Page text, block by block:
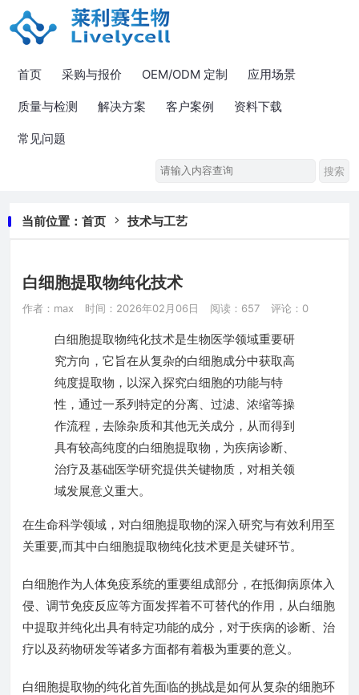
首页 采购与报价 OEM/ODM 定制 应用场景
质量与检测 解决方案 客户案例 资料下载
常见问题
当前位置： 首页 技术与工艺
白细胞提取物纯化技术
作者：max 时间：2026年02月06日 阅读：657 评论：0
白细胞提取物纯化技术是生物医学领域重要研
究方向，它旨在从复杂的白细胞成分中获取高
纯度提取物，以深入探究白细胞的功能与特
性，通过一系列特定的分离、过滤、浓缩等操
作流程，去除杂质和其他无关成分，从而得到
具有较高纯度的白细胞提取物，为疾病诊断、
治疗及基础医学研究提供关键物质，对相关领
域发展意义重大。
在生命科学领域，对白细胞提取物的深入研究与有效利用至
关重要,而其中白细胞提取物纯化技术更是关键环节。
白细胞作为人体免疫系统的重要组成部分，在抵御病原体入
侵、调节免疫反应等方面发挥着不可替代的作用，从白细胞
中提取并纯化出具有特定功能的成分，对于疾病的诊断、治
疗以及药物研发等诸多方面都有着极为重要的意义。
白细胞提取物的纯化首先面临的挑战是如何从复杂的细胞环